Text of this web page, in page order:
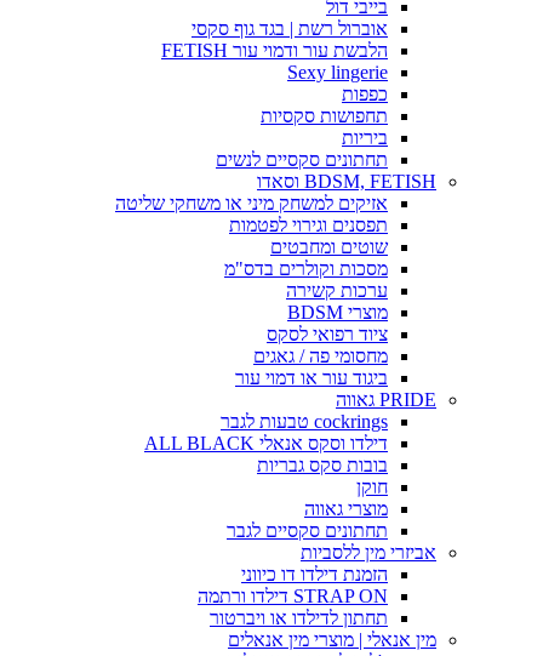
בייבי דול
אוברול רשת | בגד גוף סקסי
הלבשת עור ודמוי עור FETISH
Sexy lingerie
כפפות
תחפושות סקסיות
ביריות
תחתונים סקסיים לנשים
BDSM, FETISH וסאדו
אזיקים למשחק מיני או משחקי שליטה
תפסנים וגירוי לפטמות
שוטים ומחבטים
מסכות וקולרים בדס"מ
ערכות קשירה
מוצרי BDSM
ציוד רפואי לסקס
מחסומי פה / גאגים
ביגוד עור או דמוי עור
PRIDE גאווה
cockrings טבעות לגבר
דילדו וסקס אנאלי ALL BLACK
בובות סקס גבריות
חוקן
מוצרי גאווה
תחתונים סקסיים לגבר
אביזרי מין ללסביות
הזמנת דילדו דו כיווני
STRAP ON דילדו ורתמה
תחתון לדילדו או ויברטור
מין אנאלי | מוצרי מין אנאלים